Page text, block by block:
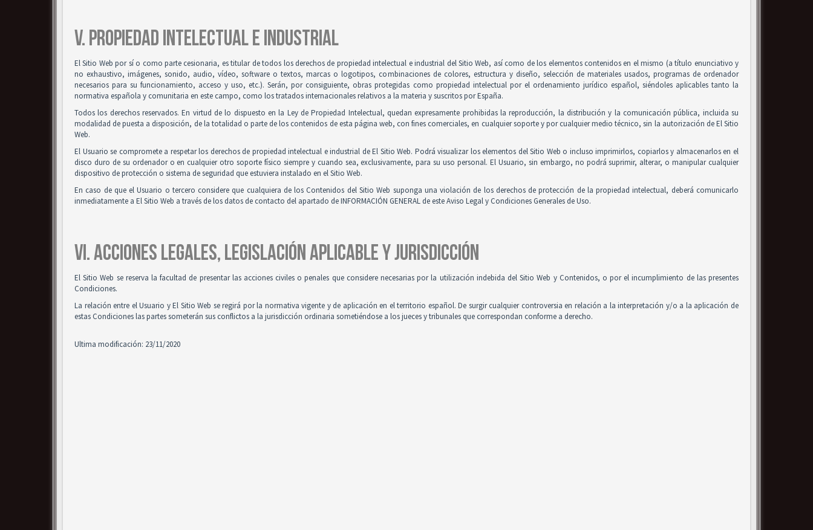
V. PROPIEDAD INTELECTUAL E INDUSTRIAL
El Sitio Web por sí o como parte cesionaria, es titular de todos los derechos de propiedad intelectual e industrial del Sitio Web, así como de los elementos contenidos en el mismo (a título enunciativo y
no exhaustivo, imágenes, sonido, audio, vídeo, software o textos, marcas o logotipos, combinaciones de colores, estructura y diseño, selección de materiales usados, programas de ordenador
necesarios para su funcionamiento, acceso y uso, etc.). Serán, por consiguiente, obras protegidas como propiedad intelectual por el ordenamiento jurídico español, siéndoles aplicables tanto la
normativa española y comunitaria en este campo, como los tratados internacionales relativos a la materia y suscritos por España.
Todos los derechos reservados. En virtud de lo dispuesto en la Ley de Propiedad Intelectual, quedan expresamente prohibidas la reproducción, la distribución y la comunicación pública, incluida su
modalidad de puesta a disposición, de la totalidad o parte de los contenidos de esta página web, con fines comerciales, en cualquier soporte y por cualquier medio técnico, sin la autorización de El Sitio
Web.
El Usuario se compromete a respetar los derechos de propiedad intelectual e industrial de El Sitio Web. Podrá visualizar los elementos del Sitio Web o incluso imprimirlos, copiarlos y almacenarlos en el
disco duro de su ordenador o en cualquier otro soporte físico siempre y cuando sea, exclusivamente, para su uso personal. El Usuario, sin embargo, no podrá suprimir, alterar, o manipular cualquier
dispositivo de protección o sistema de seguridad que estuviera instalado en el Sitio Web.
En caso de que el Usuario o tercero considere que cualquiera de los Contenidos del Sitio Web suponga una violación de los derechos de protección de la propiedad intelectual, deberá comunicarlo
inmediatamente a El Sitio Web a través de los datos de contacto del apartado de INFORMACIÓN GENERAL de este Aviso Legal y Condiciones Generales de Uso.
VI. ACCIONES LEGALES, LEGISLACIÓN APLICABLE Y JURISDICCIÓN
El Sitio Web se reserva la facultad de presentar las acciones civiles o penales que considere necesarias por la utilización indebida del Sitio Web y Contenidos, o por el incumplimiento de las presentes
Condiciones.
La relación entre el Usuario y El Sitio Web se regirá por la normativa vigente y de aplicación en el territorio español. De surgir cualquier controversia en relación a la interpretación y/o a la aplicación de
estas Condiciones las partes someterán sus conflictos a la jurisdicción ordinaria sometiéndose a los jueces y tribunales que correspondan conforme a derecho.
Ultima modificación: 23/11/2020